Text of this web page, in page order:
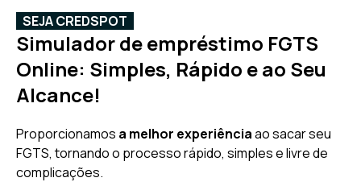
SEJA CREDSPOT
Simulador de empréstimo FGTS
Online: Simples, Rápido e ao Seu
Alcance!
Proporcionamos a melhor experiênciaao sacar seu
FGTS, tornando o processo rápido, simples e livre de
complicações.